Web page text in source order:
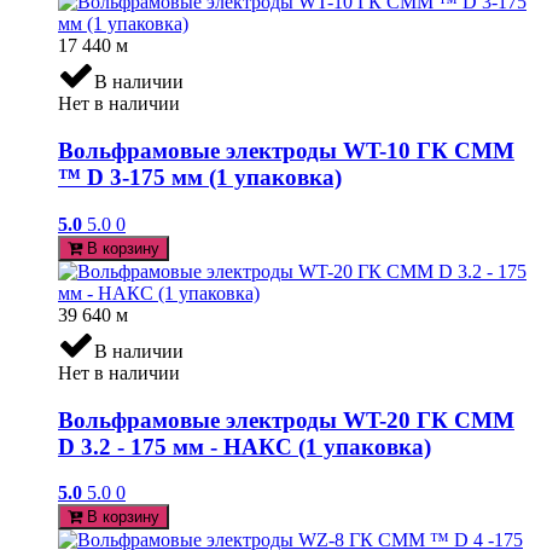
17 440 м
В наличии
Нет в наличии
Вольфрамовые электроды WT-10 ГК СММ
™ D 3-175 мм (1 упаковка)
5.0 5.0 0
В корзину
39 640 м
В наличии
Нет в наличии
Вольфрамовые электроды WT-20 ГК СММ
D 3.2 - 175 мм - НАКС (1 упаковка)
5.0 5.0 0
В корзину